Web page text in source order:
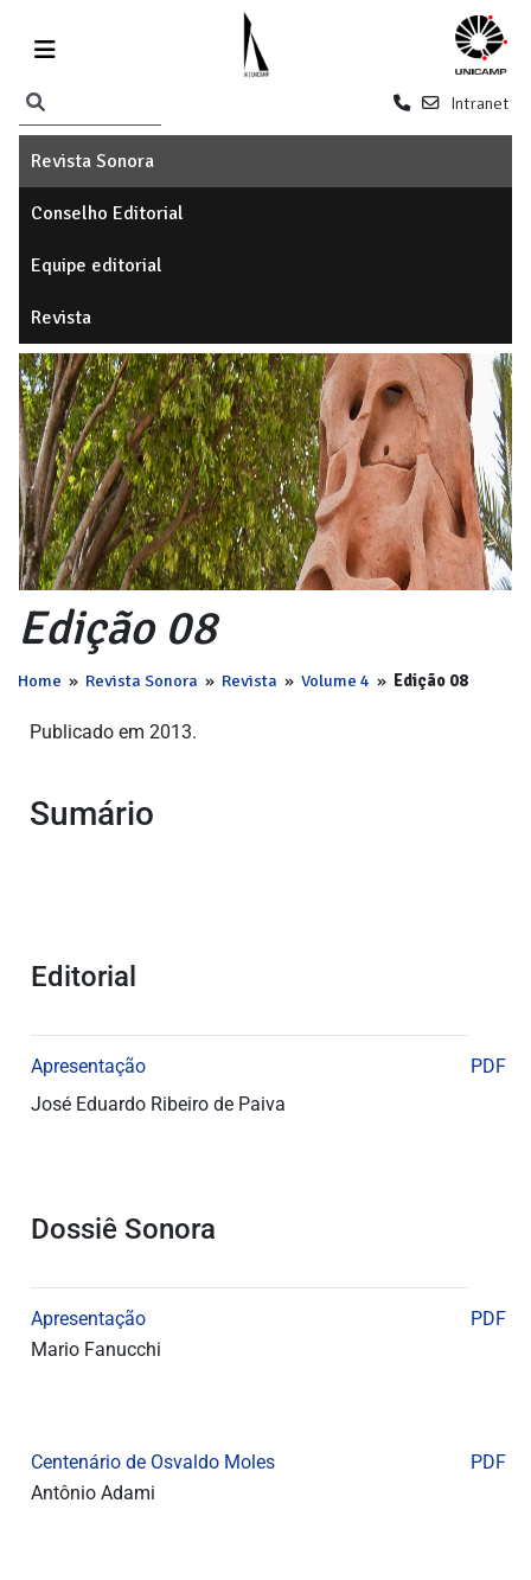
Intranet
Revista Sonora
Conselho Editorial
Equipe editorial
Revista
Edição 08
Home » Revista Sonora » Revista » Volume 4 » Edição 08
Publicado em 2013.
Sumário
Editorial
Apresentação
PDF
José Eduardo Ribeiro de Paiva
Dossiê Sonora
Apresentação
PDF
Mario Fanucchi
Centenário de Osvaldo Moles
PDF
Antônio Adami